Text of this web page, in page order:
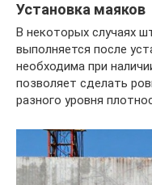
Установка маяков
В некоторых случаях
выполняется после
необходима при
позволяет сделать
разного уровня